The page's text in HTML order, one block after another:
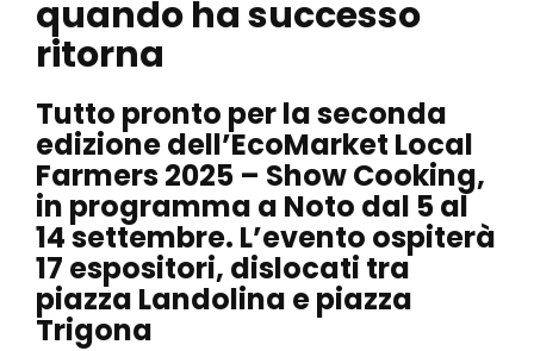
quando ha successo
ritorna
Tutto pronto per la seconda
edizione dell’EcoMarket Local
Farmers 2025 – Show Cooking,
in programma a Noto dal 5 al
14 settembre. L’evento ospiterà
17 espositori, dislocati tra
piazza Landolina e piazza
Trigona